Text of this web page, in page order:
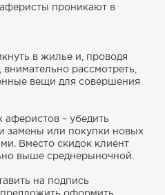
проникают в
в жилье и, проводя
рассмотреть,
вещи для совершения
– убедить
замены или покупки новых
Вместо скидок клиент
выше среднерыночной.
на подпись